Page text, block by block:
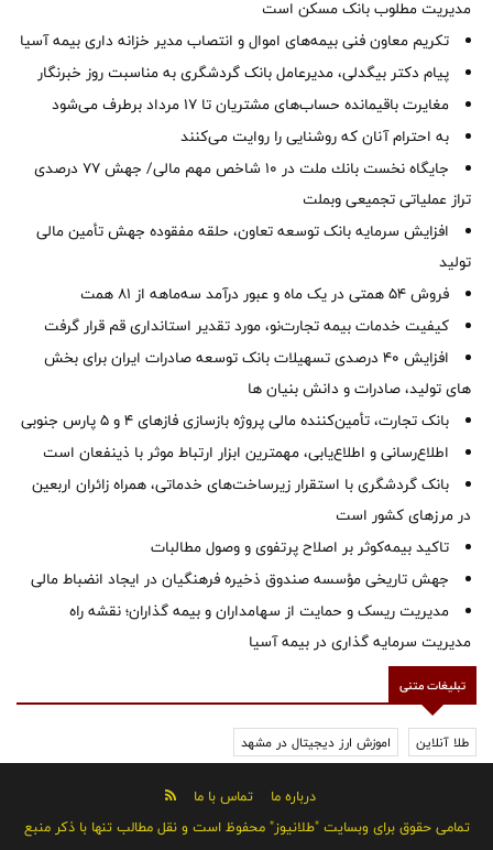
مدیریت مطلوب بانک مسکن است
تکریم معاون فنی بیمه‌های اموال و انتصاب مدیر خزانه داری بیمه آسیا
پیام دکتر بیگدلی، مدیرعامل بانک گردشگری به مناسبت روز خبرنگار
مغایرت‌ باقیمانده حساب‌های مشتریان تا ۱۷ مرداد برطرف می‌شود
به احترام آنان که روشنایی را روایت می‌کنند
جایگاه نخست بانك ملت در 10 شاخص مهم مالی/ جهش 77 درصدی
تراز عملیاتی تجمیعی وبملت
افزایش سرمایه بانک توسعه تعاون، حلقه مفقوده جهش تأمین مالی
تولید
فروش 54 همتی در یک ماه و عبور درآمد سه‌ماهه از 81 همت
کیفیت خدمات بیمه تجارت‌نو، مورد تقدیر استانداری قم قرار گرفت
افزایش 40 درصدی تسهیلات بانک توسعه صادرات ایران برای بخش
های تولید، صادرات و دانش بنیان ها
بانک تجارت، تأمین‌کننده مالی پروژه بازسازی فازهای ۴ و ۵ پارس جنوبی
اطلاع‌رسانی و اطلاع‌یابی، مهمترین ابزار ارتباط موثر با ذینفعان است
بانک گردشگری با استقرار زیرساخت‌های خدماتی، همراه زائران اربعین
در مرزهای کشور است
تاکید بیمه‌کوثر بر اصلاح پرتفوی و وصول مطالبات ‌
جهش تاریخی مؤسسه صندوق ذخیره فرهنگیان در ایجاد انضباط مالی
مدیریت ریسک و حمایت از سهامداران و بیمه گذاران؛ نقشه راه
مدیریت سرمایه گذاری در بیمه آسیا
تبلیغات متنی
طلا آنلاین اموزش ارز دیجیتال در مشهد
درباره ما
تماس با ما
تمامی حقوق برای وبسایت "طلانیوز" محفوظ است و نقل مطالب تنها با ذکر منبع